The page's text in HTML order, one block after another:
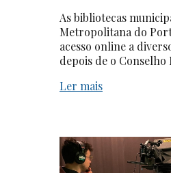
As bibliotecas
Metropolitana do
acesso online a
depois de o
Ler mais